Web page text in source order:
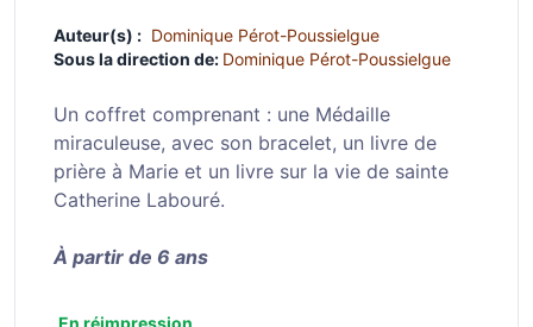
Auteur(s) : Dominique Pérot-Poussielgue
Sous la direction de: Dominique Pérot-Poussielgue
Un coffret comprenant : une Médaille
miraculeuse, avec son bracelet, un livre de
prière à Marie et un livre sur la vie de sainte
Catherine Labouré.
À partir de 6 ans
En réimpression